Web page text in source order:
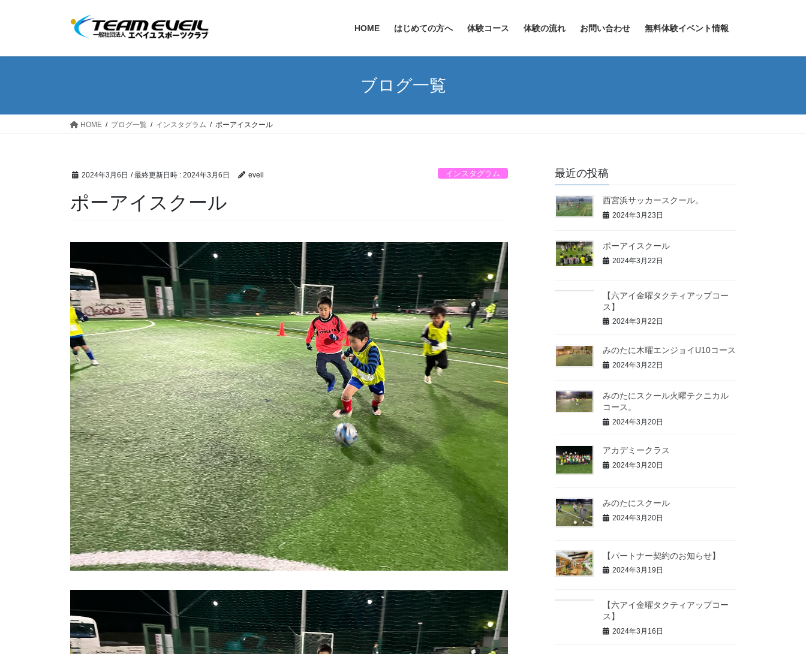
HOME はじめての方へ 体験コース 体験の流れ お問い合わせ 無料体験イベント情報
ブログ一覧
HOME ブログ一覧 インスタグラム ポーアイスクール
2024年3月6日 / 最終更新日時 : 2024年3月6日 eveil インスタグラム
ポーアイスクール
最近の投稿
西宮浜サッカースクール。
2024年3月23日
ポーアイスクール
2024年3月22日
【六アイ金曜タクティアップコー
ス】
2024年3月22日
みのたに木曜エンジョイU10コース
2024年3月22日
みのたにスクール火曜テクニカル
コース。
2024年3月20日
アカデミークラス
2024年3月20日
みのたにスクール
2024年3月20日
【パートナー契約のお知らせ】
2024年3月19日
【六アイ金曜タクティアップコー
ス】
2024年3月16日